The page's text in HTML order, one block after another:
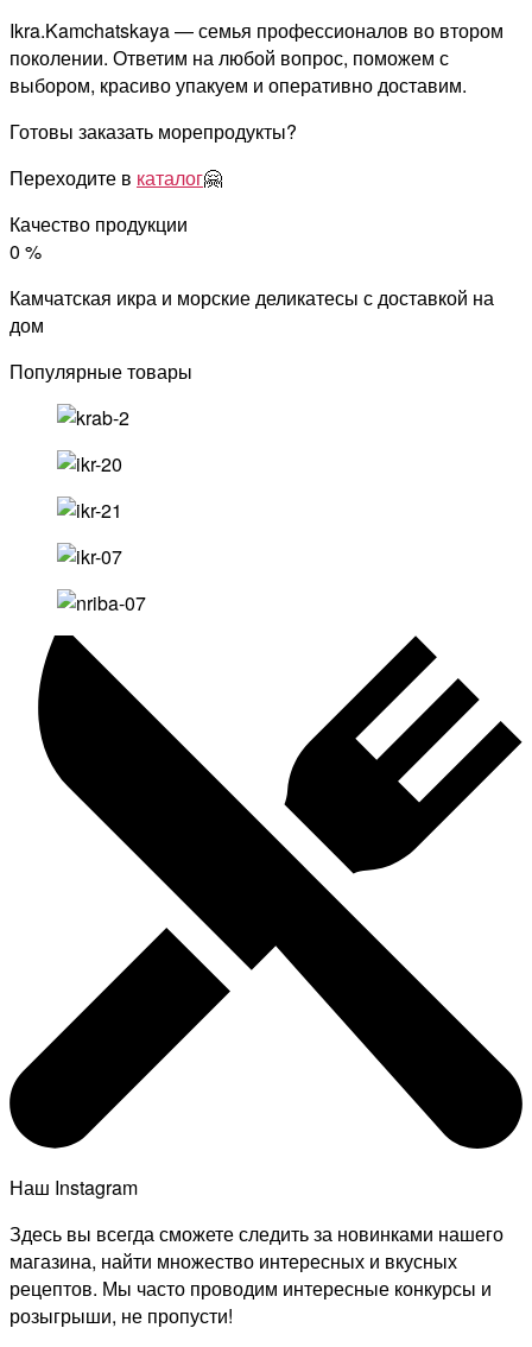
Ikra.Kamchatskaya — семья профессионалов во втором
поколении. Ответим на любой вопрос, поможем с
выбором, красиво упакуем и оперативно доставим.
Готовы заказать морепродукты?
Переходите в каталог🤗
Качество продукции
0 %
Камчатская икра и морские деликатесы с доставкой на
дом
Популярные товары
Наш Instagram
Здесь вы всегда сможете следить за новинками нашего
магазина, найти множество интересных и вкусных
рецептов. Мы часто проводим интересные конкурсы и
розыгрыши, не пропусти!